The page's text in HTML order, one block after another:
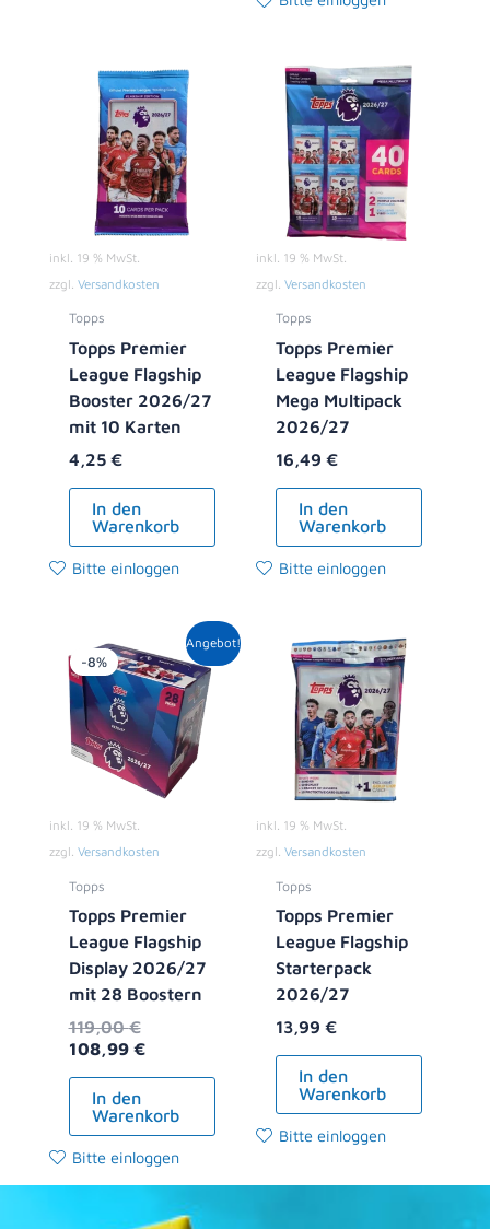
inkl. 19 % MwSt.
zzgl. Versandkosten
Topps
Topps Premier
League Flagship
Booster 2026/27
mit 10 Karten
4,25 €
In den
Warenkorb
Bitte einloggen
inkl. 19 % MwSt.
zzgl. Versandkosten
Topps
Topps Premier
League Flagship
Mega Multipack
2026/27
16,49 €
In den
Warenkorb
Bitte einloggen
Angebot!
-8%
inkl. 19 % MwSt.
zzgl. Versandkosten
Topps
Topps Premier
League Flagship
Display 2026/27
mit 28 Boostern
119,00€
Ursprünglicher
Preis
war:
119,00 €
108,99 €
Aktueller
Preis
ist:
108,99 €.
In den
Warenkorb
Bitte einloggen
inkl. 19 % MwSt.
zzgl. Versandkosten
Topps
Topps Premier
League Flagship
Starterpack
2026/27
13,99 €
In den
Warenkorb
Bitte einloggen